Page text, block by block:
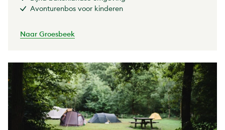
Avonturenbos voor kinderen
Naar Groesbeek